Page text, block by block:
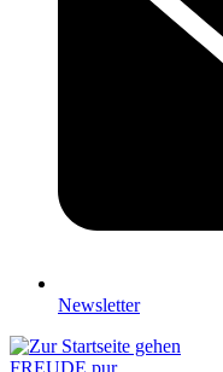
Newsletter
FREUDE pur